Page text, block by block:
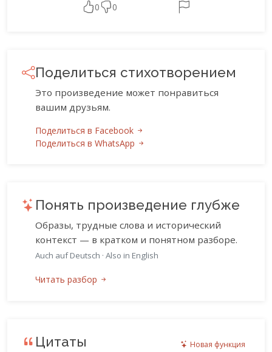
0 0
Поделиться стихотворением
Это произведение может понравиться
вашим друзьям.
Поделиться в Facebook
Поделиться в WhatsApp
Понять произведение глубже
Образы, трудные слова и исторический
контекст — в кратком и понятном разборе.
Auch auf Deutsch · Also in English
Читать разбор
Цитаты Новая функция